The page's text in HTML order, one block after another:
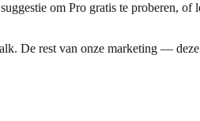
om Pro gratis te proberen, of
De rest van onze marketing —